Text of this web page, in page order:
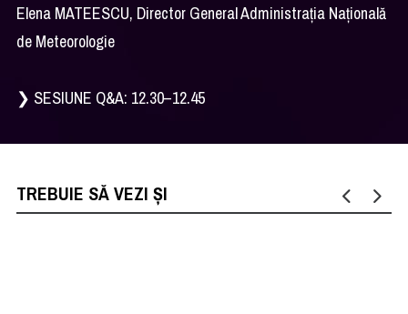
Elena MATEESCU, Director General Administrația Națională
de Meteorologie
❯ SESIUNE Q&A: 12.30–12.45
TREBUIE SĂ VEZI ȘI